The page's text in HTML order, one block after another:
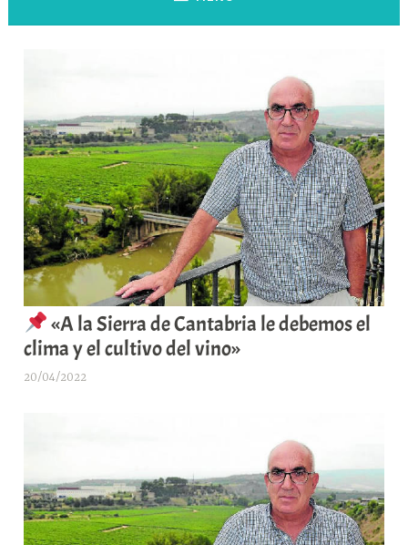
«A la Sierra de Cantabria le debemos el
clima y el cultivo del vino»
20/04/2022
r
E
r